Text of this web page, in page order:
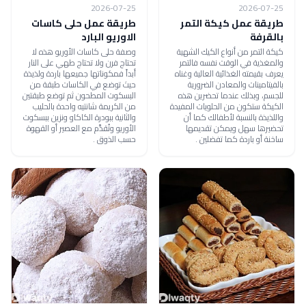
2026-07-25
طريقة عمل كيكة التمر
بالقرفة
كيكة التمر من أنواع الكيك الشهية
والمغذية في الوقت نفسه فالتمر
يعرف بقيمته الغذائية العالية وغناه
بالفيتامينات والمعادن الضرورية
للجسم، وبذلك عندما تحضرين هذه
الكيكة ستكون من الحلويات المفيدة
واللذيذة بالنسبة لأطفالك كما أن
تحضيرها سهل ويمكن تقديمها
ساخنة أو باردة كما تفضلين .
2026-07-25
طريقة عمل حلى كاسات
الاوريو البارد
وصفة حلى كاسات الأوريو هذه لا
تحتاج فرن ولا تحتاج طهي على النار
أبداً فمكوناتها جميعها باردة ولذيذة
حيث توضع في الكاسات طبقة من
البسكوت المطحون ثم توضع طبقتين
من الكريمة شانتيه واحدة بالحليب
والثانية ببودرة الكاكاو ونزين ببسكوت
الأوريو وتُقدَّم مع العصير أو القهوة
حسب الذوق .